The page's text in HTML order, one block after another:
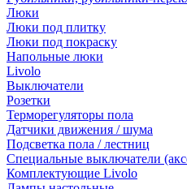
Люки
Люки под плитку
Люки под покраску
Напольные люки
Livolo
Выключатели
Розетки
Терморегуляторы пола
Датчики движения / шума
Подсветка пола / лестниц
Специальные выключатели
Комплектующие Livolo